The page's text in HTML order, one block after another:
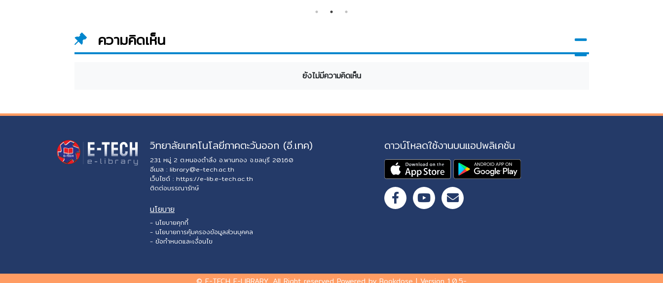
ความคิดเห็น
ยังไม่มีความคิดเห็น
วิทยาลัยเทคโนโลยีภาคตะวันออก (อี.เทค)
231 หมู่ 2 ต.หนองตำลึง อ.พานทอง จ.ชลบุรี 20160
อีเมล : library@e-tech.ac.th
เว็บไซต์ : https://e-lib.e-tech.ac.th
ติดต่อบรรณารักษ์
นโยบาย
- นโยบายคุกกี้
- นโยบายการคุ้มครองข้อมูลส่วนบุคคล
- ข้อกำหนดและเงื่อนไข
ดาวน์โหลดใช้งานบนแอปพลิเคชัน